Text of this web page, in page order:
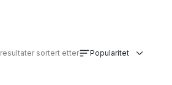
resultater sortert etter Popularitet